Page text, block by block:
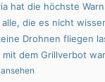
hat die höchste
die es nicht
Drohnen fliegen
mit dem Grillverbot